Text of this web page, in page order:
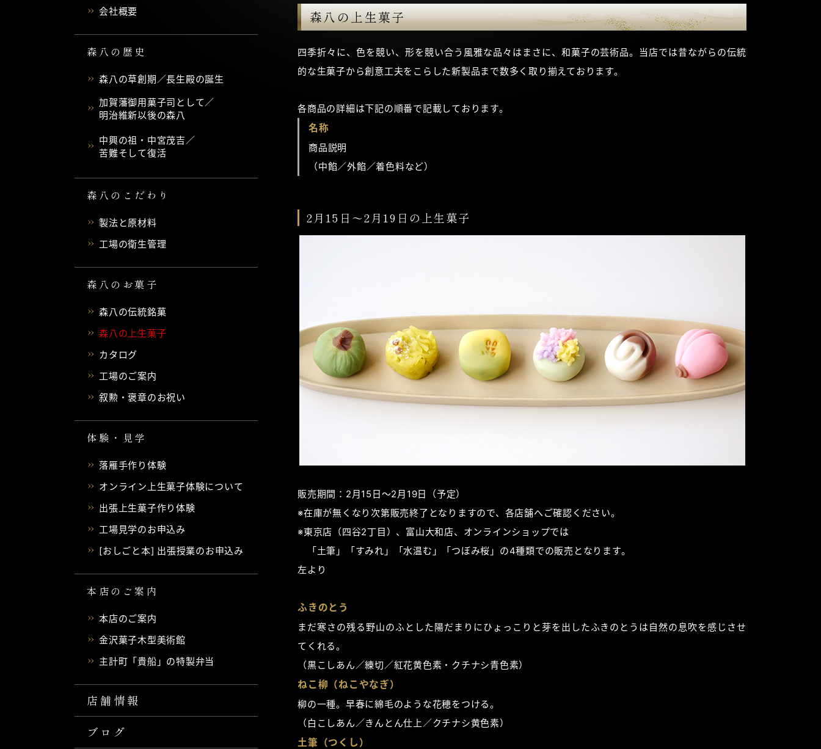
会社概要
森八の歴史
森八の草創期／長生殿の誕生
加賀藩御用菓子司として／
明治維新以後の森八
中興の祖・中宮茂吉／
苦難そして復活
森八のこだわり
製法と原材料
工場の衛生管理
森八のお菓子
森八の伝統銘菓
森八の上生菓子
カタログ
工場のご案内
叙勲・褒章のお祝い
体験・見学
落雁手作り体験
オンライン上生菓子体験について
出張上生菓子作り体験
工場見学のお申込み
[おしごと本] 出張授業のお申込み
本店のご案内
本店のご案内
金沢菓子木型美術館
主計町「貴船」の特製弁当
店舗情報
ブログ
森八の上生菓子
四季折々に、色を競い、形を競い合う風雅な品々はまさに、和菓子の芸術品。当店では昔ながらの伝統
的な生菓子から創意工夫をこらした新製品まで数多く取り揃えております。
各商品の詳細は下記の順番で記載しております。
名称
商品説明
（中餡／外餡／着色料など）
2月15日～2月19日の上生菓子
販売期間：2月15日～2月19日（予定）
※在庫が無くなり次第販売終了となりますので、各店舗へご確認ください。
※東京店（四谷2丁目）、富山大和店、オンラインショップでは
「土筆」「すみれ」「水温む」「つぼみ桜」の4種類での販売となります。
左より
ふきのとう
まだ寒さの残る野山のふとした陽だまりにひょっこりと芽を出したふきのとうは自然の息吹を感じさせ
てくれる。
（黒こしあん／練切／紅花黄色素・クチナシ青色素）
ねこ柳（ねこやなぎ）
柳の一種。早春に綿毛のような花穂をつける。
（白こしあん／きんとん仕上／クチナシ黄色素）
土筆（つくし）